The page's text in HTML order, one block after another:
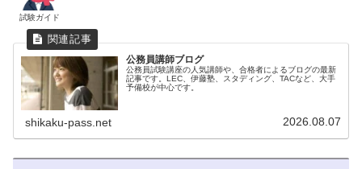
試験ガイド
公務員講師ブログ
公務員試験講座の人気講師や、合格者によるブログの最新
記事です。LEC、伊藤塾、スタディング、TACなど、大手
予備校が中心です。
shikaku-pass.net 2026.08.07